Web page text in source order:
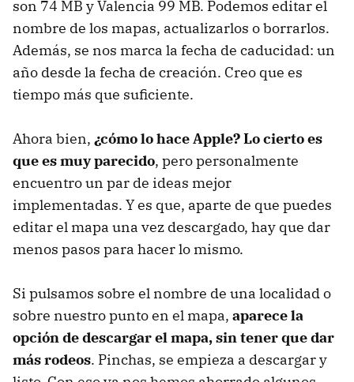
son 74 MB y Valencia 99 MB. Podemos editar el
nombre de los mapas, actualizarlos o borrarlos.
Además, se nos marca la fecha de caducidad: un
año desde la fecha de creación. Creo que es
tiempo más que suficiente.
Ahora bien, ¿cómo lo hace Apple? Lo cierto es
que es muy parecido, pero personalmente
encuentro un par de ideas mejor
implementadas. Y es que, aparte de que puedes
editar el mapa una vez descargado, hay que dar
menos pasos para hacer lo mismo.
Si pulsamos sobre el nombre de una localidad o
sobre nuestro punto en el mapa, aparece la
opción de descargar el mapa, sin tener que dar
más rodeos. Pinchas, se empieza a descargar y